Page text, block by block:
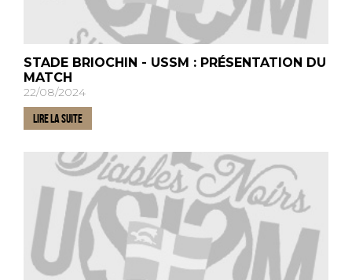
STADE BRIOCHIN - USSM : PRÉSENTATION DU
MATCH
22/08/2024
LIRE LA SUITE